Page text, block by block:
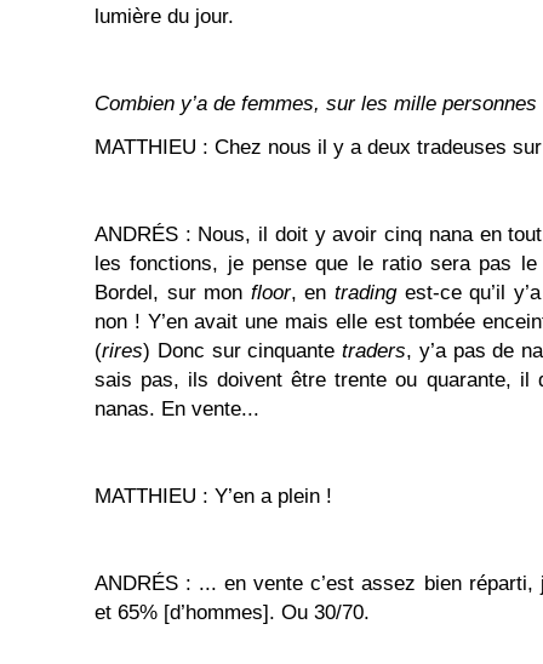
lumière du jour.
Combien y’a de femmes, sur les mille
MATTHIEU : Chez nous il y a deux tradeuses
ANDRÉS : Nous, il doit y avoir cinq nana en
les fonctions, je pense que le ratio sera pas
Bordel, sur mon floor, entradingest-ce qu’il
non ! Y’en avait une mais elle est tombée
(rires) Donc sur cinquante traders, y’a pas de
sais pas, ils doivent être trente ou quarante, il
nanas. En vente...
MATTHIEU : Y’en a plein !
ANDRÉS : ... en vente c’est assez bien
et 65% [d’hommes]. Ou 30/70.